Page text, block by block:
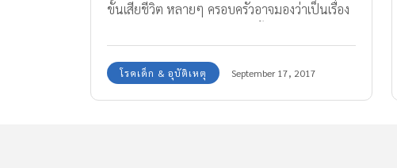
ขั้นเสียชีวิต หลายๆ ครอบครัวอาจมองว่าเป็นเรื่อง
Kids มีคำแนะนำจากคุณหมอผู้เชี่ยวชาญ เพื่อ
สังเกตสัญอาการหัวใจผิดปกติในเด็กมาให้ได้ทราบ
โรคเด็ก & อุบัติเหตุ September 17, 2017